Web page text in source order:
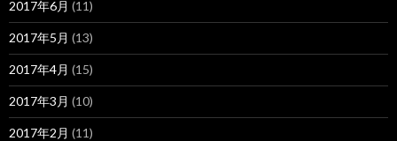
2017年6月 (11)
2017年5月 (13)
2017年4月 (15)
2017年3月 (10)
2017年2月 (11)